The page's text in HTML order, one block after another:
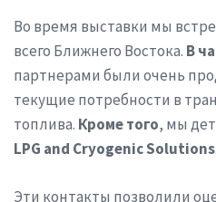
Во время выставки мы
всего Ближнего Востока. В
партнерами были очень
текущие потребности в
топлива. Кроме того, мы
LPG and Cryogenic Solutions.
Эти контакты позволили